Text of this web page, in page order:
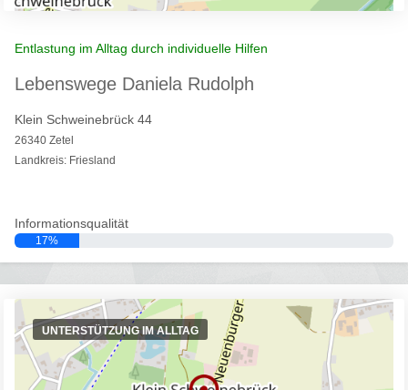
Entlastung im Alltag durch individuelle Hilfen
Lebenswege Daniela Rudolph
Klein Schweinebrück 44
26340 Zetel
Landkreis: Friesland
Informationsqualität
17%
UNTERSTÜTZUNG IM ALLTAG